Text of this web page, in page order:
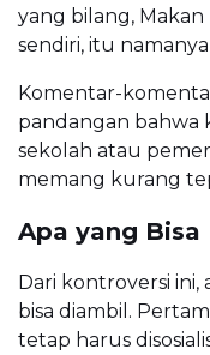
yang bilang,
sendiri, itu
Komentar-
pandangan bahwa
sekolah atau
memang kurang
Apa yang Bisa
Dari kontroversi ini,
bisa diambil.
tetap harus